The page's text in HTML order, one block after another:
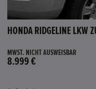
HONDA RIDGELINE LKW
MWST. NICHT AUSWEISBAR
8.999 €